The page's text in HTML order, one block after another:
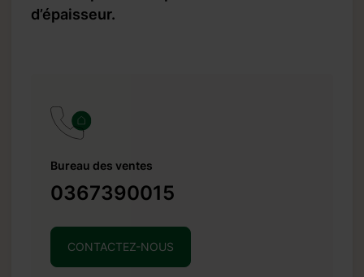
d’épaisseur.
Bureau des ventes
0367390015
CONTACTEZ-NOUS